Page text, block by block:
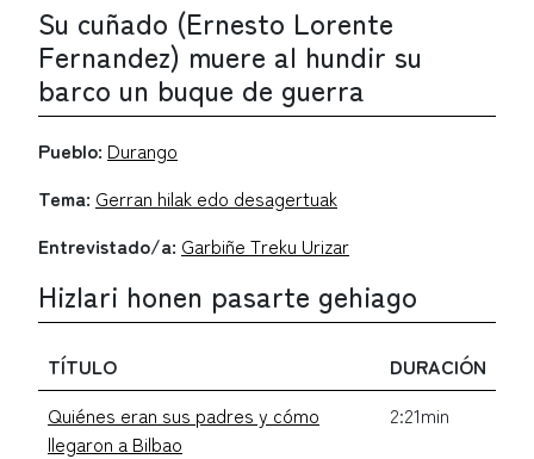
Su cuñado (Ernesto Lorente
Fernandez) muere al hundir su
barco un buque de guerra
Pueblo: Durango
Tema: Gerran hilak edo desagertuak
Entrevistado/a: Garbiñe Treku Urizar
Hizlari honen pasarte gehiago
TÍTULO
DURACIÓN
Quiénes eran sus padres y cómo
llegaron a Bilbao
2:21min